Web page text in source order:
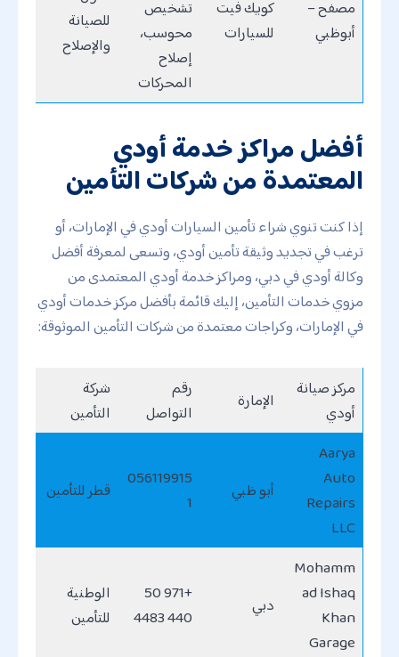
مصفح –
أبوظبي
كويك فيت
للسيارات
تشخيص
محوسب،
إصلاح
المحركات
للصيانة
والإصلاح
أفضل مراكز خدمة أودي
المعتمدة من شركات التأمين
إذا كنت تنوي شراء تأمين السيارات أودي في الإمارات، أو
ترغب في تجديد وثيقة تأمين أودي، وتسعى لمعرفة أفضل
وكالة أودي في دبي، ومراكز خدمة أودي المعتمدى من
مزوي خدمات التأمين، إليك قائمة بأفضل مركز خدمات أودي
في الإمارات، وكراجات معتمدة من شركات التأمين الموثوقة:
مركز صيانة
أودي
الإمارة
رقم
التواصل
شركة
التأمين
Aarya
Auto
Repairs
LLC
أبو ظبي
056119915
1
قطر للتأمين
Mohamm
ad Ishaq
Khan
Garage
دبي
+971 50
440 4483
الوطنية
للتأمين